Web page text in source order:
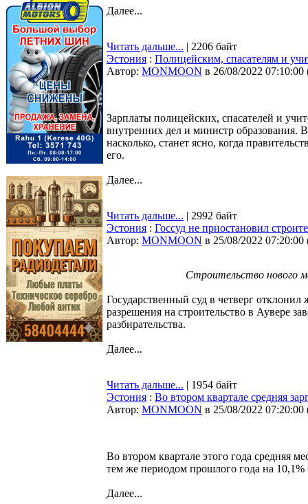
Далее...
Читать дальше... | 2206 байт
Эстония : Полицейским, спасателям и
Автор: MONMOON в 26/08/2022 07:10:00
Зарплаты полицейских, спасателей и
внутренних дел и министр образования.
насколько, станет ясно, когда
его.
Далее...
Читать дальше... | 2992 байт
Эстония : Госсуд не приостановил
Автор: MONMOON в 25/08/2022 07:20:00
Строительство нового
Государственный суд в четверг
разрешения на строительство в Аувере
разбирательства.
Далее...
Читать дальше... | 1954 байт
Эстония : Во втором квартале средняя
Автор: MONMOON в 25/08/2022 07:20:00
Во втором квартале этого года средняя
тем же периодом прошлого года на 10,1%
Далее...